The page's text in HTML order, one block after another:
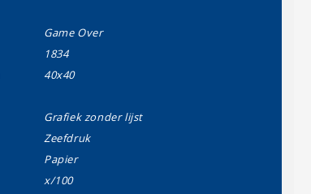
Game Over
1834
40x40
Grafiek zonder lijst
Zeefdruk
Papier
x/100